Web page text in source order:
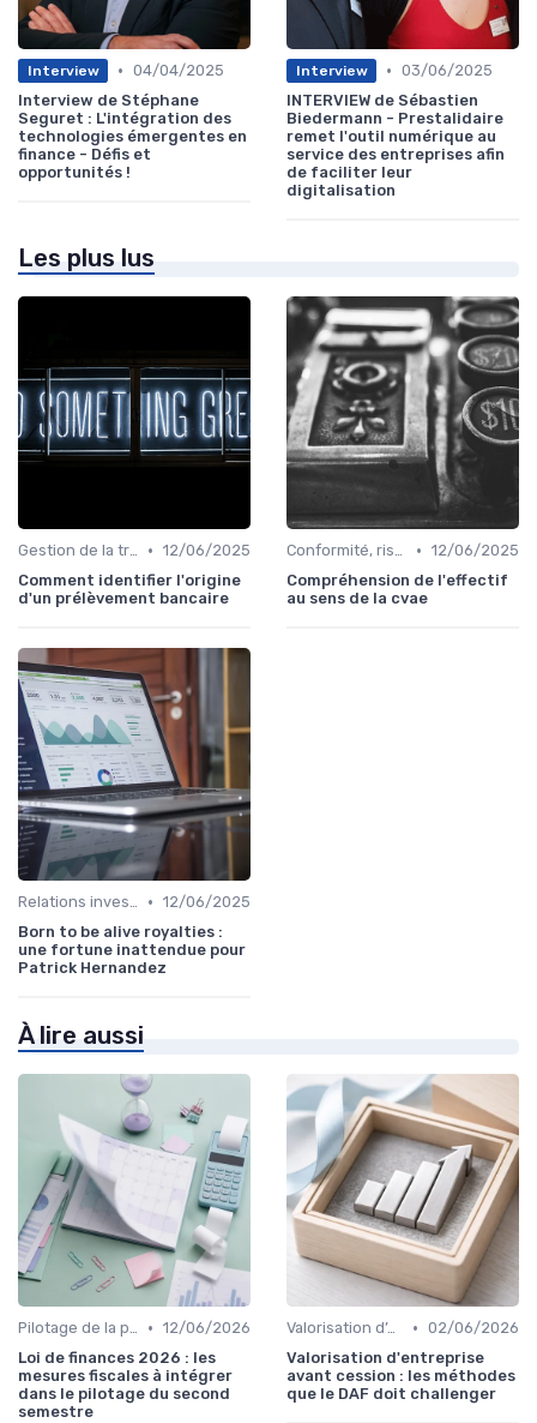
Interview • 04/04/2025
Interview de Stéphane
Seguret : L'intégration des
technologies émergentes en
finance - Défis et
opportunités !
Interview • 03/06/2025
INTERVIEW de Sébastien
Biedermann - Prestalidaire
remet l'outil numérique au
service des entreprises afin
de faciliter leur
digitalisation
Les plus lus
Gestion de la trésorerie & cash management • 12/06/2025
Comment identifier l'origine
d'un prélèvement bancaire
Conformité, risques & réglementation • 12/06/2025
Compréhension de l'effectif
au sens de la cvae
Relations investisseurs & actionnaires • 12/06/2025
Born to be alive royalties :
une fortune inattendue pour
Patrick Hernandez
À lire aussi
Pilotage de la performance financière • 12/06/2026
Loi de finances 2026 : les
mesures fiscales à intégrer
dans le pilotage du second
semestre
Valorisation d’entreprise • 02/06/2026
Valorisation d'entreprise
avant cession : les méthodes
que le DAF doit challenger